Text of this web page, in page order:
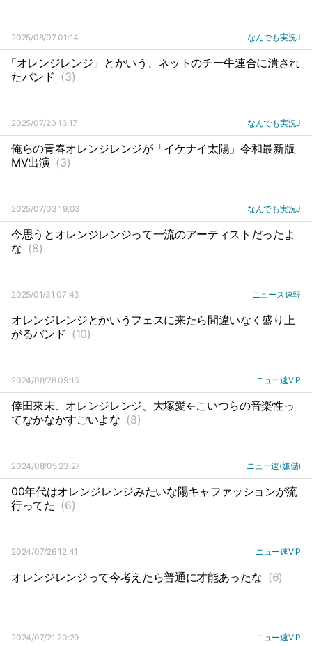
2025/08/07 01:14 なんでも実況J
「オレンジレンジ」とかいう、ネットのチー牛連合に潰され
たバンド (3)
2025/07/20 16:17 なんでも実況J
俺らの青春オレンジレンジが「イケナイ太陽」令和最新版
MV出演 (3)
2025/07/03 19:03 なんでも実況J
今思うとオレンジレンジって一流のアーティストだったよ
な (8)
2025/01/31 07:43 ニュース速報
オレンジレンジとかいうフェスに来たら間違いなく盛り上
がるバンド (10)
2024/08/28 09:16 ニュー速VIP
倖田來未、オレンジレンジ、大塚愛←こいつらの音楽性っ
てなかなかすごいよな (8)
2024/08/05 23:27 ニュー速(嫌儲)
00年代はオレンジレンジみたいな陽キャファッションが流
行ってた (6)
2024/07/26 12:41 ニュー速VIP
オレンジレンジって今考えたら普通に才能あったな (6)
2024/07/21 20:29 ニュー速VIP